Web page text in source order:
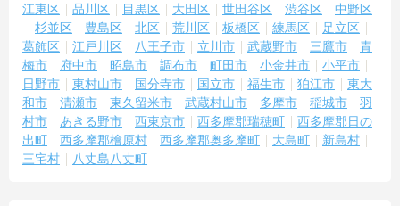
江東区
品川区 目黒区 大田区 世田谷区 渋谷区
中野区
杉並区
豊島区 北区 荒川区 板橋区 練馬区
足立区
葛飾区
江戸川区 八王子市 立川市 武蔵野市 三鷹市
青
梅市
府中市 昭島市 調布市 町田市 小金井市
小平市
日野市
東村山市 国分寺市 国立市 福生市 狛江市
東大
和市
清瀬市 東久留米市 武蔵村山市 多摩市 稲城市
羽
村市
あきる野市 西東京市 西多摩郡瑞穂町
西多摩郡日の
出町
西多摩郡檜原村 西多摩郡奥多摩町 大島町
新島村
三宅村
八丈島八丈町